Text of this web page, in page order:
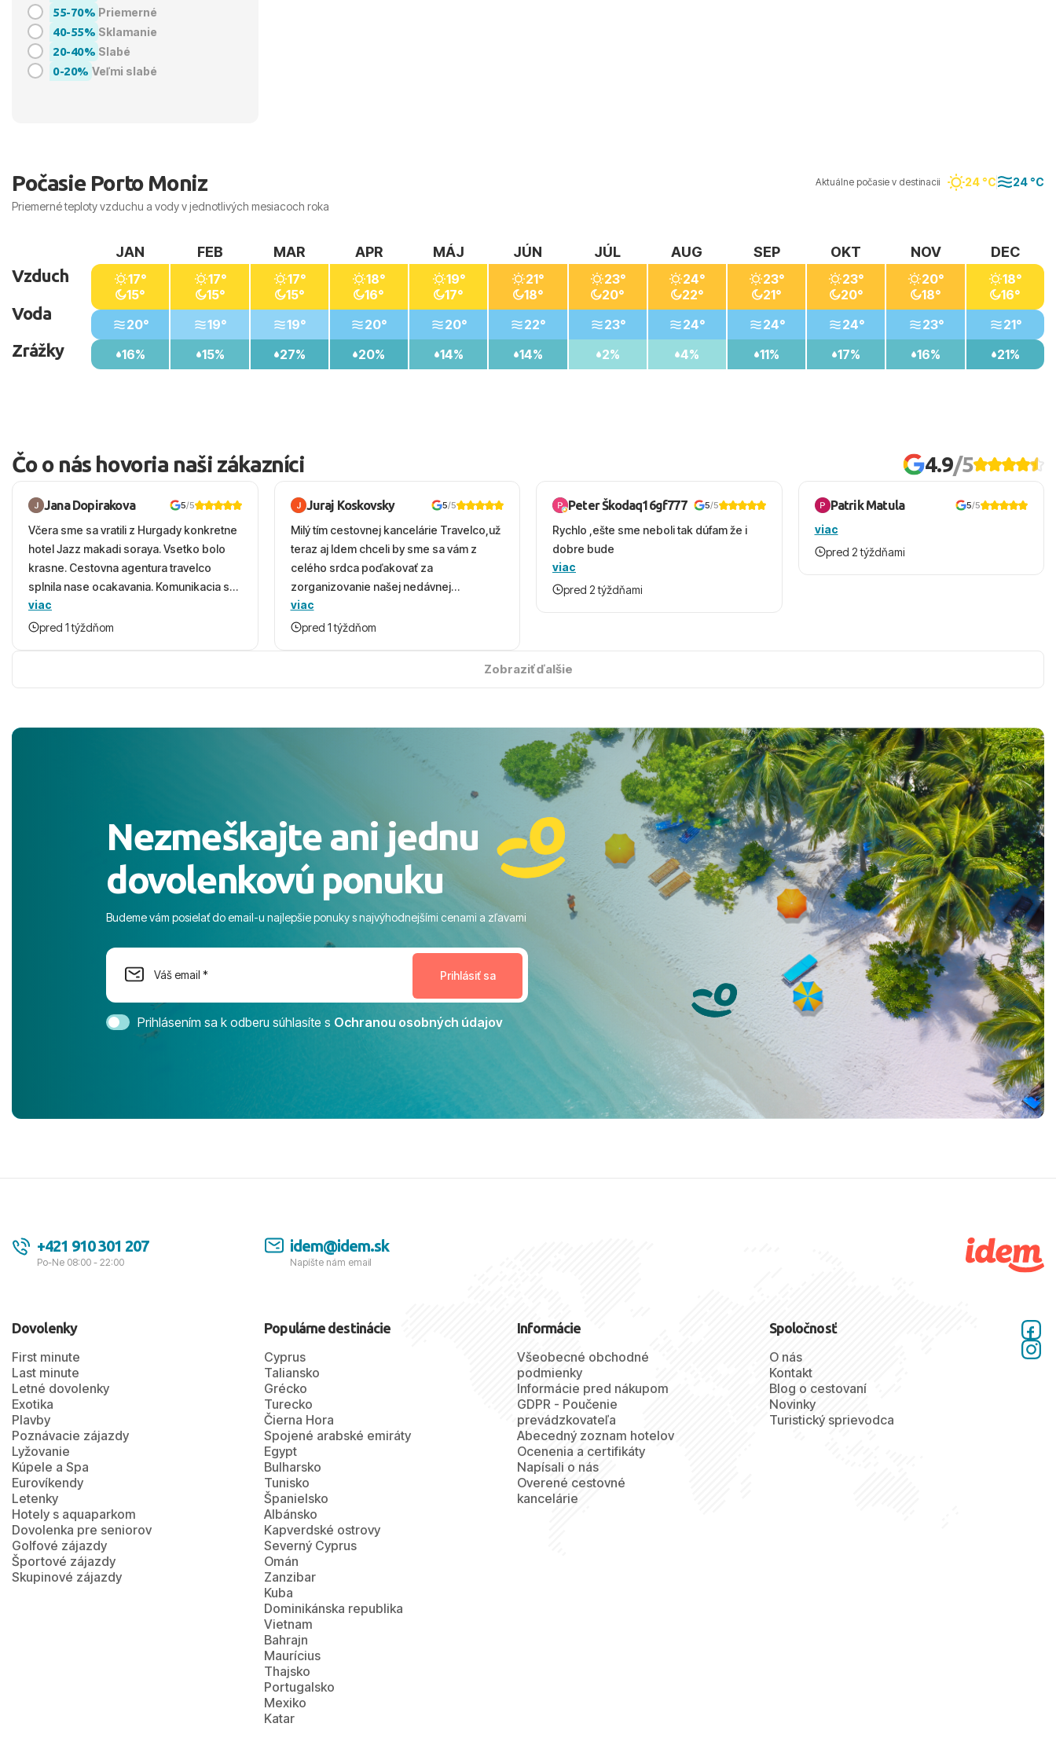
55-70% Priemerné
40-55% Sklamanie
20-40% Slabé
0-20% Veľmi slabé
Počasie Porto Moniz
Priemerné teploty vzduchu a vody v jednotlivých mesiacoch roka
Aktuálne počasie v destinacii 24 °C 24 °C
Vzduch
Voda
Zrážky
JAN
17°
15°
20°
16%
FEB
17°
15°
19°
15%
MAR
17°
15°
19°
27%
APR
18°
16°
20°
20%
MÁJ
19°
17°
20°
14%
JÚN
21°
18°
22°
14%
JÚL
23°
20°
23°
2%
AUG
24°
22°
24°
4%
SEP
23°
21°
24°
11%
OKT
23°
20°
24°
17%
NOV
20°
18°
23°
16%
DEC
18°
16°
21°
21%
Čo o nás hovoria naši zákazníci 4.9/5
Jana Dopirakova 5/5
Včera sme sa vratili z Hurgady konkretne
hotel Jazz makadi soraya. Vsetko bolo
krasne. Cestovna agentura travelco
splnila nase ocakavania. Komunikacia s
panom Michalinom uzasna a napomocna.
Vsetko vysvetlil aj vo vecernych hodinach
viac
pred 1 týždňom
Juraj Koskovsky 5/5
Milý tím cestovnej kancelárie Travelco,už
teraz aj Idem chceli by sme sa vám z
celého srdca poďakovať za
zorganizovanie našej nedávnej
dovolenky v Turecku. Vďaka vám sme
prežili nádherný čas, na ktorý budeme
čierneho! ​Čo nás dostalo najviac: ​Skvelé
ochotní a starostliví ľudia. ​Gastro zážitok:
celého dňa. ​Areál a pláž: Nádherné, čisté
prostredie, veľa zelene a udržiavaná pláž
s pozvoľným vstupom do mora a teple
more. ​Program: Skvelé animácie a
na moment nenudil, no zároveň bol
dostatok priestoru na dokonalý relax. ​
Magic Life Jacaranda môžeme s čistým
svedomím odporučiť každému, kto hľadá
bezstarostnú dovolenku na vysokej
úrovni. Všetko bolo zabezpečené na
tešíme, kam s nami vyrazíte nabudúce!
Ďakujeme za skvelé spomienky. ​S
pozdravom a prianím mnohých ďalších
viac
pred 1 týždňom
Peter Škodaq16gf777 5/5
Rychlo ,ešte sme neboli tak dúfam že i
dobre bude
viac
pred 2 týždňami
Patrik Matula 5/5
viac
pred 2 týždňami
Zobraziť ďalšie
Nezmeškajte ani jednu
dovolenkovú ponuku
Budeme vám posielať do email-u najlepšie ponuky s najvýhodnejšími cenami a zľavami
Prihlásením sa k odberu súhlasíte s Ochranou osobných údajov
+421 910 301 207
Po-Ne 08:00 - 22:00
idem@idem.sk
Napíšte nám email
Dovolenky
First minute
Last minute
Letné dovolenky
Exotika
Plavby
Poznávacie zájazdy
Lyžovanie
Kúpele a Spa
Eurovíkendy
Letenky
Hotely s aquaparkom
Dovolenka pre seniorov
Golfové zájazdy
Športové zájazdy
Skupinové zájazdy
Populárne destinácie
Cyprus
Taliansko
Grécko
Turecko
Čierna Hora
Spojené arabské emiráty
Egypt
Bulharsko
Tunisko
Španielsko
Albánsko
Kapverdské ostrovy
Severný Cyprus
Omán
Zanzibar
Kuba
Dominikánska republika
Vietnam
Bahrajn
Maurícius
Thajsko
Portugalsko
Mexiko
Katar
Informácie
Všeobecné obchodné
podmienky
Informácie pred nákupom
GDPR - Poučenie
prevádzkovateľa
Abecedný zoznam hotelov
Ocenenia a certifikáty
Napísali o nás
Overené cestovné
kancelárie
Spoločnosť
O nás
Kontakt
Blog o cestovaní
Novinky
Turistický sprievodca